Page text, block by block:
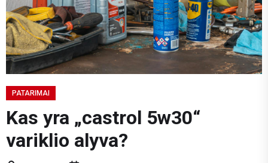
PATARIMAI
Kas yra „castrol 5w30“
variklio alyva?